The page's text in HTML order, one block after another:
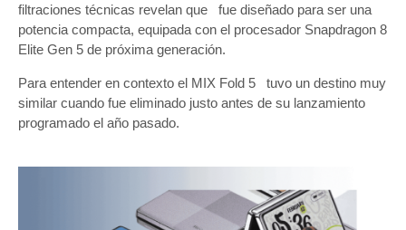
filtraciones técnicas revelan que fue diseñado para ser una
potencia compacta, equipada con el procesador Snapdragon 8
Elite Gen 5 de próxima generación.
Para entender en contexto el MIX Fold 5 tuvo un destino muy
similar cuando fue eliminado justo antes de su lanzamiento
programado el año pasado.